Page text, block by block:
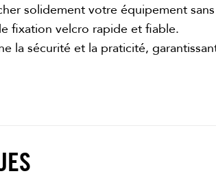
solidement votre équipement
fixation velcro rapide et fiable.
la sécurité et la praticité,